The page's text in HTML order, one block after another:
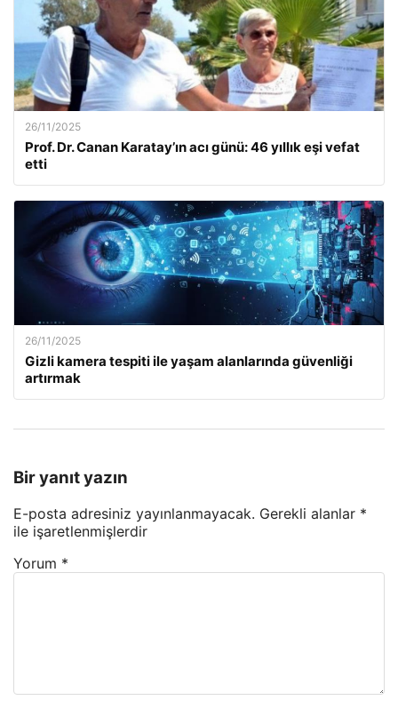
26/11/2025
Prof. Dr. Canan Karatay’ın acı günü: 46 yıllık eşi vefat
etti
26/11/2025
Gizli kamera tespiti ile yaşam alanlarında güvenliği
artırmak
Bir yanıt yazın
E-posta adresiniz yayınlanmayacak. Gerekli alanlar *
ile işaretlenmişlerdir
Yorum *